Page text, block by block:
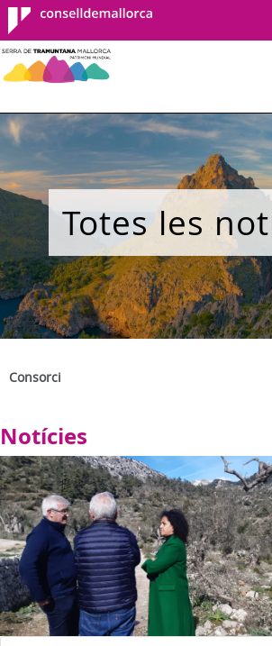
Consell de
Mallorca
Totes les
Consorci
Notícies